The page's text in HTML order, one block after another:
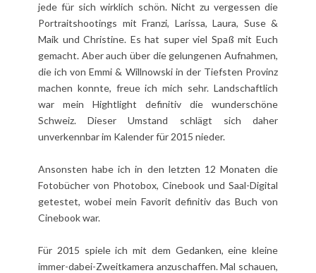
jede für sich wirklich schön. Nicht zu vergessen die
Portraitshootings mit Franzi, Larissa, Laura, Suse &
Maik undChristine. Es hat super viel Spaß mit Euch
gemacht. Aber auch über die gelungenen Aufnahmen,
die ich vonEmmi & Willnowskiin der Tiefsten Provinz
machen konnte, freue ich mich sehr. Landschaftlich
war mein Hightlight definitiv die wunderschöne
Schweiz. Dieser Umstand schlägt sich daher
unverkennbar im Kalender für 2015 nieder.
Ansonsten habe ich in den letzten 12 Monaten die
Fotobücher von Photobox, Cinebook und Saal-Digital
getestet, wobei mein Favorit definitiv das Buch von
Cinebook war.
Für 2015 spiele ich mit dem Gedanken, eine kleine
immer-dabei-Zweitkamera anzuschaffen. Mal schauen,